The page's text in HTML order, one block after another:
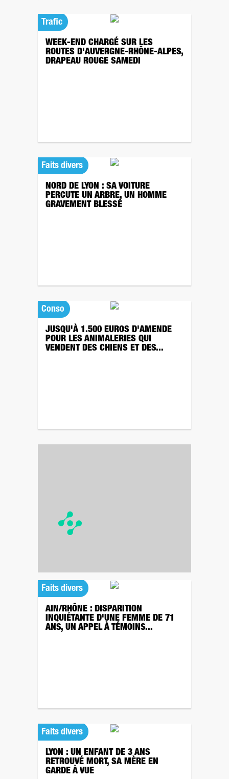
Trafic
WEEK-END CHARGÉ SUR LES
ROUTES D'AUVERGNE-RHÔNE-ALPES,
DRAPEAU ROUGE SAMEDI
Faits divers
NORD DE LYON : SA VOITURE
PERCUTE UN ARBRE, UN HOMME
GRAVEMENT BLESSÉ
Conso
JUSQU'À 1.500 EUROS D'AMENDE
POUR LES ANIMALERIES QUI
VENDENT DES CHIENS ET DES...
Faits divers
AIN/RHÔNE : DISPARITION
INQUIÉTANTE D'UNE FEMME DE 71
ANS, UN APPEL À TÉMOINS...
Faits divers
LYON : UN ENFANT DE 3 ANS
RETROUVÉ MORT, SA MÈRE EN
GARDE À VUE